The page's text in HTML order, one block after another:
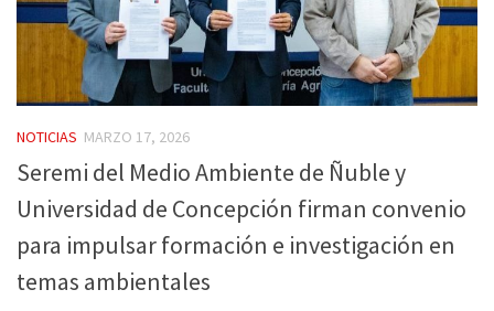
NOTICIAS MARZO 17, 2026
Seremi del Medio Ambiente de Ñuble y
Universidad de Concepción firman convenio
para impulsar formación e investigación en
temas ambientales